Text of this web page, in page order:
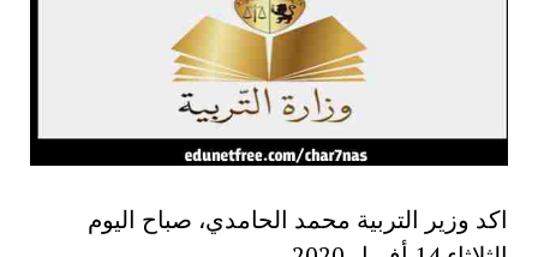
اكد وزير التربية محمد الحامدي، صباح اليوم